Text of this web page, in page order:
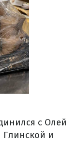
с Олей
и